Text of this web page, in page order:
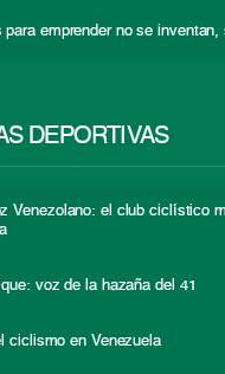
para emprender no se inventan,
DEPORTIVAS
Venezolano: el club ciclístico
voz de la hazaña del 41
ciclismo en Venezuela